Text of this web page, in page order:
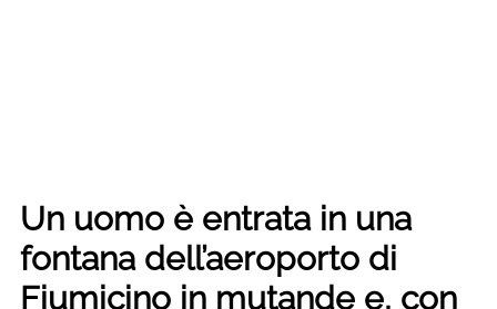
Un uomo è entrata in una
fontana dell’aeroporto di
Fiumicino in mutande e, con